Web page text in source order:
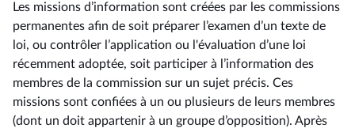
Les missions d’information sont créées par les commissions
permanentes afin de soit préparer l’examen d’un texte de
loi, ou contrôler l’application ou l'évaluation d’une loi
récemment adoptée, soit participer à l’information des
membres de la commission sur un sujet précis. Ces
missions sont confiées à un ou plusieurs de leurs membres
(dont un doit appartenir à un groupe d’opposition). Après